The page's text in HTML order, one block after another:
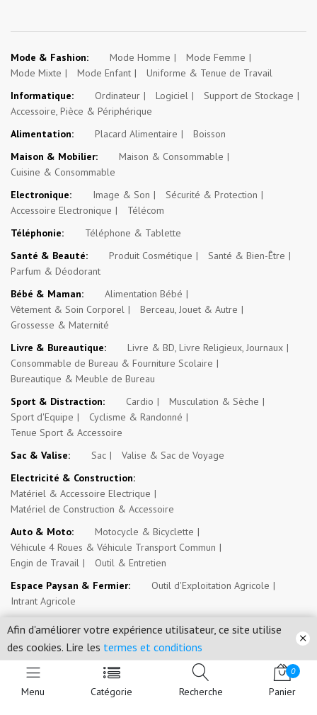
Menu Catégorie Recherche
0
Panier
Afin d'améliorer votre expérience utilisateur, ce site utilise
des cookies. Lire les termes et conditions
Mode & Fashion: Mode Homme
Mode Femme
Mode Mixte
Mode Enfant
Uniforme & Tenue de Travail
Informatique:
Ordinateur Logiciel
Support de Stockage
Accessoire, Pièce & Périphérique
Alimentation:
Placard Alimentaire
Boisson
Maison & Mobilier:
Maison & Consommable
Cuisine & Consommable
Electronique:
Image & Son
Sécurité & Protection
Accessoire Electronique
Télécom
Téléphonie:
Téléphone & Tablette
Santé & Beauté:
Produit Cosmétique
Santé & Bien-Être
Parfum & Déodorant
Bébé & Maman:
Alimentation Bébé
Vêtement & Soin Corporel
Berceau, Jouet & Autre
Grossesse & Maternité
Livre & Bureautique:
Livre & BD, Livre Religieux, Journaux
Consommable de Bureau & Fourniture Scolaire
Bureautique & Meuble de Bureau
Sport & Distraction:
Cardio
Musculation & Sèche
Sport d'Equipe
Cyclisme & Randonné
Tenue Sport & Accessoire
Sac & Valise:
Sac
Valise & Sac de Voyage
Electricité & Construction:
Matériel & Accessoire Electrique
Matériel de Construction & Accessoire
Auto & Moto:
Motocycle & Bicyclette
Véhicule 4 Roues & Véhicule Transport Commun
Engin de Travail
Outil & Entretien
Espace Paysan & Fermier:
Outil d'Exploitation Agricole
Intrant Agricole
Evénement, Opportunité & Autres Annonces:
Evénement
Mossosouk.com SARL © 2026. Tous droits réservés.